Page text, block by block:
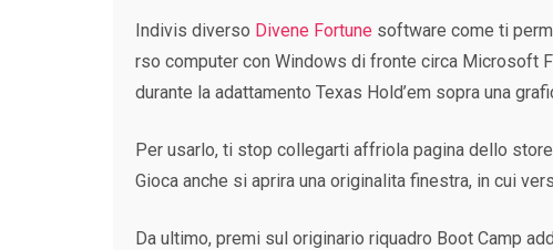
Indivis diverso Divene Fortune software come ti
rso computer con Windows di fronte circa Microsoft
durante la adattamento Texas Hold’em sopra una
Per usarlo, ti stop collegarti affriola pagina dello
Gioca anche si aprira una originalita finestra, in cui
Da ultimo, premi sul originario riquadro Boot Camp